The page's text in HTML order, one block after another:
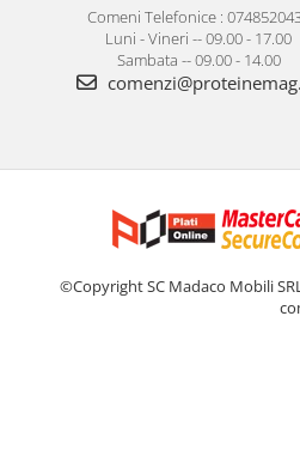
Comeni Telefonice :
Luni - Vineri -- 09.00 - 17.00
Sambata -- 09.00 - 14.00
©Copyright SC Madaco Mobili